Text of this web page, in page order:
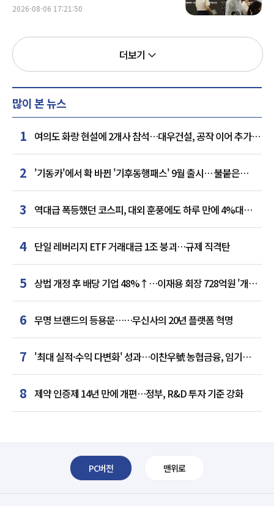
2026-08-06 17:21:50
더보기
많이 본 뉴스
1 여의도 화랑 현설에 2개사 참석…대우건설, 공작 이어 추가
거점 확보하나
2 '기동카'에서 확 바뀐 '기후동행패스' 9월 출시… 불붙은
카드사 경쟁
3
역대급 폭등했던 코스피, 대외 훈풍에도 하루 만에 4%대
급락
4 단일 레버리지 ETF 거래대금 1조 붕괴…규제 직격탄
5 상법 개정 후 배당 기업 48%↑…이재용 회장 728억원 '개인
최다'
6 무명 브랜드의 등용문……무신사의 20년 플랫폼 혁명
7 '최대 실적·수익 다변화' 성과…이찬우號 농협금융, 임기
말년 성장 박차
8 제약 인증제 14년 만에 개편…정부, R&D 투자 기준 강화
PC버전 맨위로